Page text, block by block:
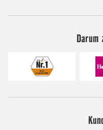
Darum